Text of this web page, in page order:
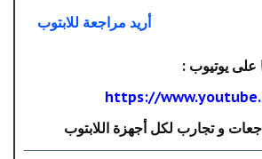
أريد مراجعة للابتوب
على يوتيوب :
https://
و تجارب لكل أجهزة اللابتوب